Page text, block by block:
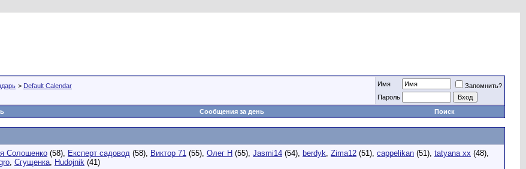
> Default Calendar Имя
Запомнить?
Пароль
Сообщения за день Поиск
Солошенко (58), Експерт садовод (58), Виктор 71 (55), Олег Н (55), Jasmi14 (54), berdyk, Zima12 (51), cappelikan (51), tatyana xx (48),
, Сгущенка, Hudojnik (41)